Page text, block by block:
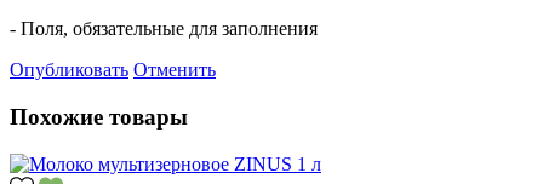
- Поля, обязательные для заполнения
Опубликовать Отменить
Похожие товары